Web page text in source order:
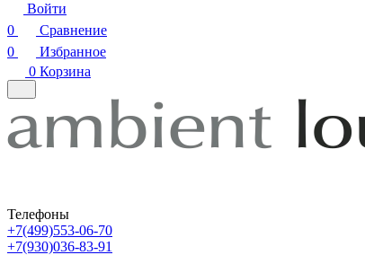
Войти
0
Сравнение
0
Избранное
0 Корзина
Телефоны
+7(499)553-06-70
+7(930)036-83-91